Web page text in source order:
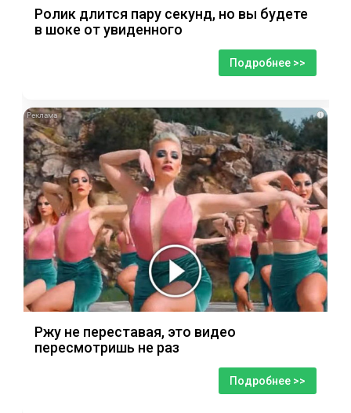
Ролик длится пару секунд, но вы будете
в шоке от увиденного
Подробнее >>
i
Ржу не переставая, это видео
пересмотришь не раз
Подробнее >>